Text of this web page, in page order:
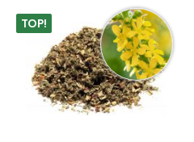
TOP!